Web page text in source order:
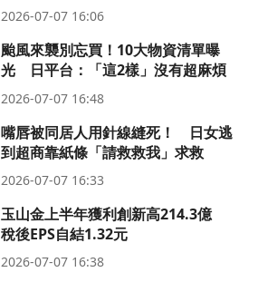
2026-07-07 16:06
颱風來襲別忘買！10大物資清單曝
光 日平台：「這2樣」沒有超麻煩
2026-07-07 16:48
嘴唇被同居人用針線縫死！ 日女逃
到超商靠紙條「請救救我」求救
2026-07-07 16:33
玉山金上半年獲利創新高214.3億
稅後EPS自結1.32元
2026-07-07 16:38